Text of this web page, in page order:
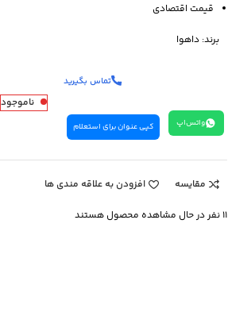
قیمت اقتصادی
برند:داهوا
تماس بگیرید
واتس‌اپ کپی عنوان برای استعلام
ناموجود
مقایسه افزودن به علاقه مندی ها
11 نفر در حال مشاهده محصول هستند